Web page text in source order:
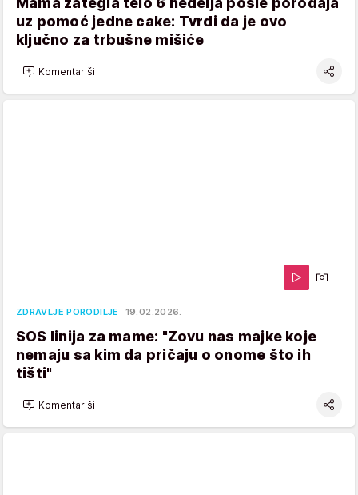
uz pomoć jedne cake: Tvrdi da je ovo
ključno za trbušne mišiće
Komentariši
ZDRAVLJE PORODILJE 19.02.2026.
SOS linija za mame: "Zovu nas majke koje
nemaju sa kim da pričaju o onome što ih
tišti"
Komentariši